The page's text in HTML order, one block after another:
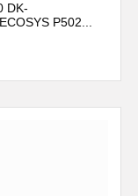
DK-
P502...